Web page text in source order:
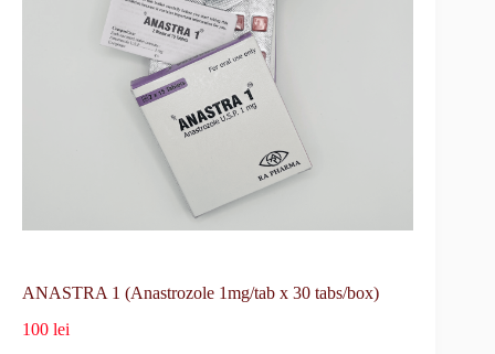
ANASTRA 1 (Anastrozole 1mg/tab x 30 tabs/box)
100 lei